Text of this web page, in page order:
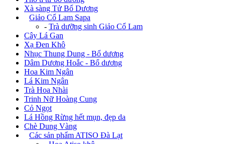
Xà sàng Tử Bổ Dương
Giảo Cổ Lam Sapa
- Trà dưỡng sinh Giảo Cổ Lam
Cây Lá Gan
Xạ Đen Khô
Nhục Thung Dung - Bổ dương
Dâm Dương Hoắc - Bổ dương
Hoa Kim Ngân
Lá Kim Ngân
Trà Hoa Nhài
Trinh Nữ Hoàng Cung
Cỏ Ngọt
Lá Hồng Rừng hết mụn, đẹp da
Chè Dung Vàng
Các sản phẩm ATISO Đà Lạt